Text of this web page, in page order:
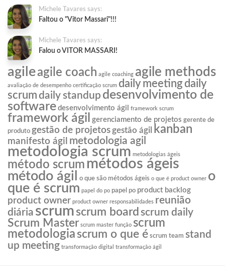
Michele Tavares says:
Faltou o "Vitor Massari"!!!
Michele Tavares says:
Falou o VITOR MASSARI!
agileagile coach agile coaching agile methods
avaliação de desempenho certificação scrum daily meeting daily
scrumdaily standup desenvolvimento de
software desenvolvimento ágil framework scrum
framework ágil gerenciamento de projetos gerente de
produto gestão de projetos gestão ágil kanban
manifesto ágil metodologia agil
metodologia scrum metodologias ágeis
método scrum métodos ágeis
método ágil o que são métodos ágeis o que é product owner o
que é scrum papel do po papel po product backlog
product owner product owner responsabilidades reunião
diária scrum scrum board scrum daily
Scrum Master scrum master função scrum
metodologia scrum o que é scrum team stand
up meeting transformação digital transformação ágil